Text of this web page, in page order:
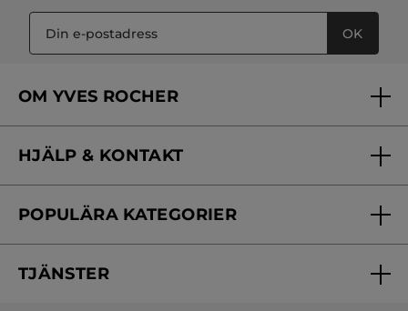
OK
OM YVES ROCHER
Vårt engagemang
Skönhetstips
HJÄLP & KONTAKT
Kontakta oss
Online prislista
POPULÄRA KATEGORIER
Erbjudanden
TJÄNSTER